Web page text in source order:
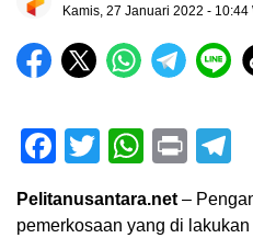
Kamis, 27 Januari 2022 - 10:44
Facebook
TwitterPrint
Pelitanusantara.net –
pemerkosaan yang di